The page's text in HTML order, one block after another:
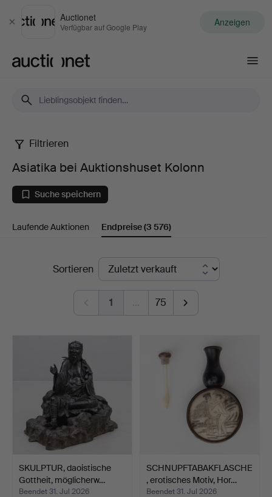
Schließen
Auctionet
Verfügbar auf Google Play Anzeigen
Asiatika
bei
Auktionshuset
Kolonn
Filtrieren
Asiatika bei Auktionshuset Kolonn
Suche speichern
Laufende Auktionen Endpreise(3 576)
EndpreiseSortieren
1 … 75
SKULPTUR, daoistische
Gottheit, möglicherw…
Beendet 31. Jul 2026
SCHNUPFTABAKFLASCHE
, erotisches Motiv, Hor…
Beendet 31. Jul 2026